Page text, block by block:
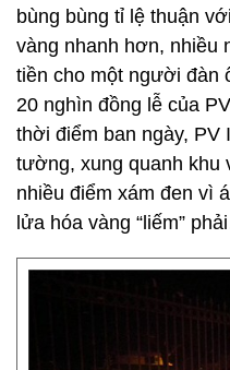
bùng bùng tỉ lệ thuận
vàng nhanh hơn, nhiều
tiền cho một người đàn
20 nghìn đồng lễ của
thời điểm ban ngày, PV
tường, xung quanh khu
nhiều điểm xám đen vì
lửa hóa vàng “liếm”